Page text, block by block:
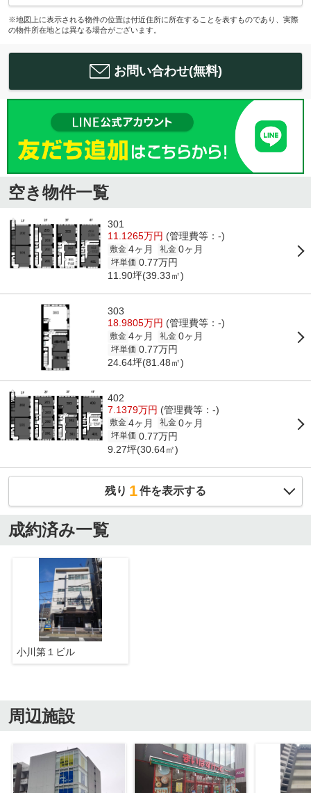
※地図上に表示される物件の位置は付近住所に所在することを表すものであり、実際
の物件所在地とは異なる場合がございます。
お問い合わせ(無料)
空き物件一覧
301
11.1265万円 (管理費等：-)
敷金 4ヶ月 礼金 0ヶ月
坪単価 0.77万円
11.90坪(39.33㎡)
303
18.9805万円 (管理費等：-)
敷金 4ヶ月 礼金 0ヶ月
坪単価 0.77万円
24.64坪(81.48㎡)
402
7.1379万円 (管理費等：-)
敷金 4ヶ月 礼金 0ヶ月
坪単価 0.77万円
9.27坪(30.64㎡)
残り 1件を表示する
成約済み一覧
小川第１ビル
周辺施設